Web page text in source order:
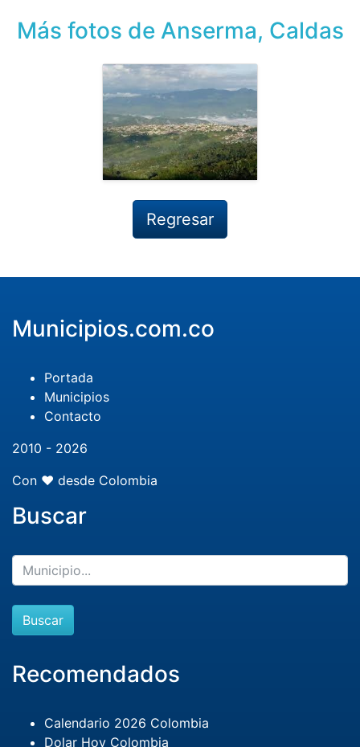
Más fotos de Anserma, Caldas
Regresar
Municipios.com.co
Portada
Municipios
Contacto
2010 - 2026
Con ❤️ desde Colombia
Buscar
Buscar
Recomendados
Calendario 2026 Colombia
Dolar Hoy Colombia